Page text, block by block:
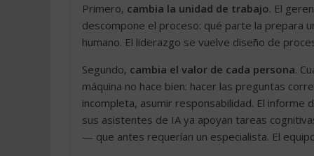
Primero, cambia la unidad de trabajo. El
descompone el proceso: qué parte la prepara
humano. El liderazgo se vuelve diseño de
Segundo, cambia el valor de cada persona.
máquina no hace bien: hacer las preguntas
incompleta, asumir responsabilidad. El informe
sus asistentes de IA ya apoyan tareas
— que antes requerían un especialista. El